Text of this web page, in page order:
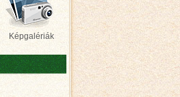
Képgalériák